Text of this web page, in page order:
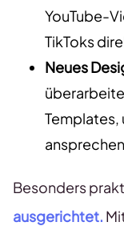
YouTube-
TikToks
Neues
Templates,
Besonders
ausgerichtet.